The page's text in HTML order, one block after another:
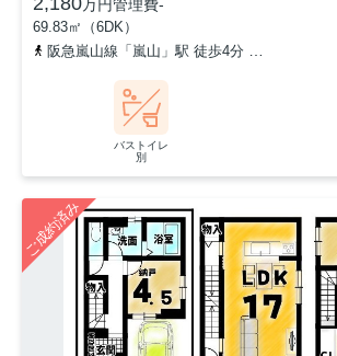
万円管理費-
69.83㎡（6DK）
阪急嵐山線「嵐山」駅 徒歩4分
バストイレ
別
ご成約済み